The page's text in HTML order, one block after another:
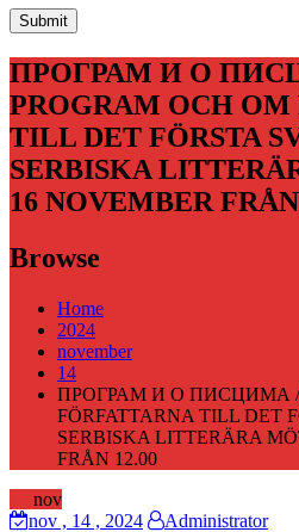
ПРОГРАМ И О
PROGRAM OCH OM
TILL DET FÖRSTA
SERBISKA
16 NOVEMBER
Browse
Home
2024
november
14
ПРОГРАМ И О ПИСЦИМА /
FÖRFATTARNA TILL DET
SERBISKA LITTERÄRA
FRÅN 12.00
nov
nov , 14 , 2024
Administrator